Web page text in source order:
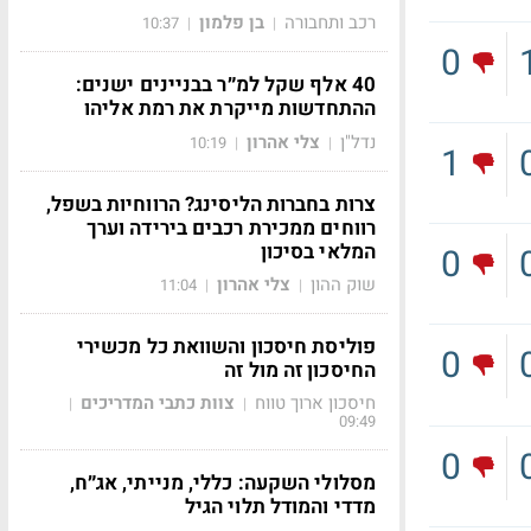
1
0
1
0
0
0
רכב ותחבורה | בן פלמון |
10:37
40 אלף שקל למ״ר בבניינים ישנים:
ההתחדשות מייקרת את רמת אליהו
נדל"ן | צלי אהרון |
10:19
צרות בחברות הליסינג? הרווחיות בשפל,
רווחים ממכירת רכבים בירידה וערך
המלאי בסיכון
שוק ההון | צלי אהרון |
11:04
פוליסת חיסכון והשוואת כל מכשירי
החיסכון זה מול זה
חיסכון ארוך טווח | צוות כתבי המדריכים |
09:49
מסלולי השקעה: כללי, מנייתי, אג״ח,
מדדי והמודל תלוי הגיל